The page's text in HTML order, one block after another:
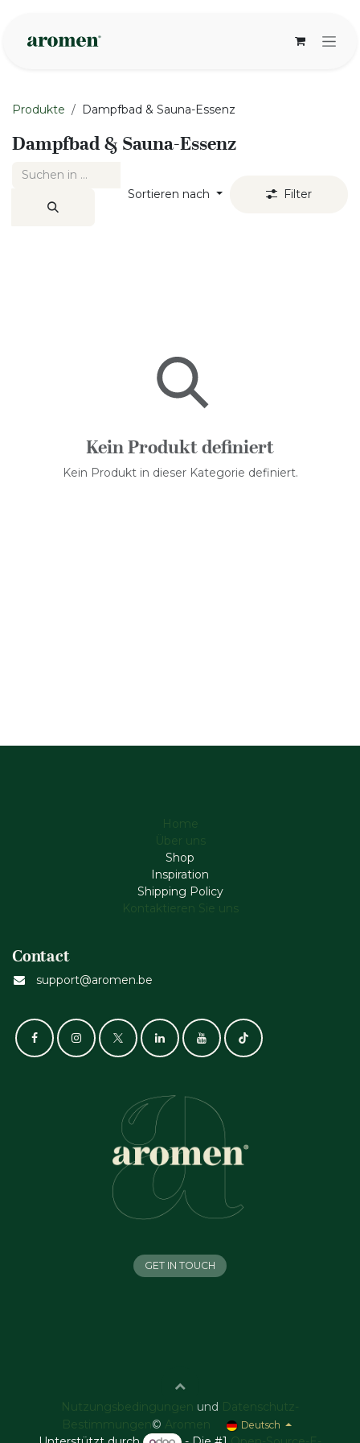
Produkte Dampfbad & Sauna-Essenz
Dampfbad & Sauna-Essenz
Sortieren nach Filter
Kein Produkt definiert
Kein Produkt in dieser Kategorie definiert.
Home
Über uns
Shop
Inspiration
Shipping Policy
Kontaktieren Sie uns
Contact
support@aromen.be
GET IN TOUCH
Nutzungsbedingungen und
Datenschutz-
Bestimmungen © Aromen Deutsch